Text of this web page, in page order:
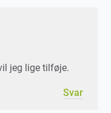
jeg lige tilføje.
Svar